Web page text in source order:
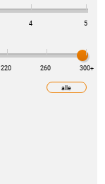
4 5
220 260 300+
alle